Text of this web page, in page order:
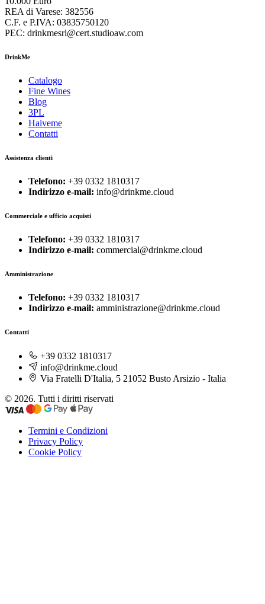
REA di Varese: 382556
C.F. e P.IVA: 03835750120
PEC: drinkmesrl@cert.studioaw.com
DrinkMe
Catalogo
Fine Wines
Blog
3PL
Haiveme
Contatti
Assistenza clienti
Telefono: +39 0332 1810317
Indirizzo e-mail: info@drinkme.cloud
Commerciale e ufficio acquisti
Telefono: +39 0332 1810317
Indirizzo e-mail: commercial@drinkme.cloud
Amministrazione
Telefono: +39 0332 1810317
Indirizzo e-mail: amministrazione@drinkme.cloud
Contatti
+39 0332 1810317
info@drinkme.cloud
Via Fratelli D'Italia, 5 21052 Busto Arsizio - Italia
© 2026. Tutti i diritti riservati
Termini e Condizioni
Privacy Policy
Cookie Policy